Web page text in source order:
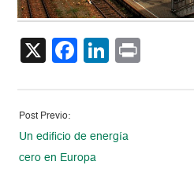
X Facebook
LinkedIn
Post Previo:
Un edificio de energía
cero en Europa